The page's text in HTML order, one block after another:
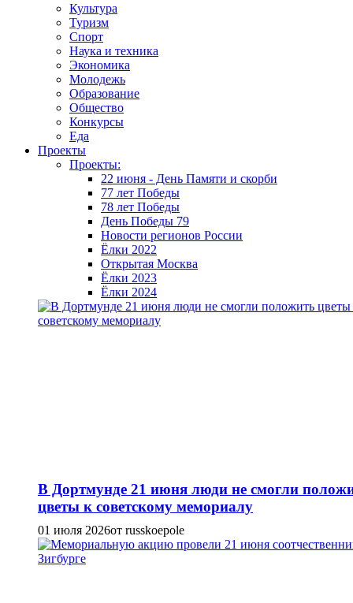
Культура
Туризм
Спорт
Наука и техника
Экономика
Молодежь
Образование
Общество
Конкурсы
Еда
Проекты
Проекты:
22 июня - День Памяти и скорби
77 лет Победы
78 лет Победы
День Победы 79
Новости регионов России
Ёлки 2022
Открытая Москва
Ёлки 2023
Ёлки 2024
В Дортмунде 21 июня люди не смогли
цветы к советскому мемориалу
01 июля 2026от russkoepole